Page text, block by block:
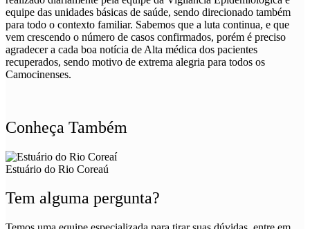
equipe das unidades básicas de saúde, sendo direcionado também
para todo o contexto familiar. Sabemos que a luta continua, e que
vem crescendo o número de casos confirmados, porém é preciso
agradecer a cada boa notícia de Alta médica dos pacientes
recuperados, sendo motivo de extrema alegria para todos os
Camocinenses.
Conheça Também
Estuário do Rio Coreaú
Tem alguma pergunta?